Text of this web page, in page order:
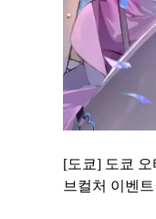
[도쿄] 도쿄 오
브컬처 이벤트